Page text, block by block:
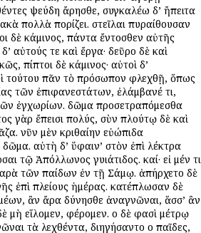
ψεύδη ἄρησθε, συγκαλέω δ’ ἤπειτα
πολλὰ πορίζει. στεῖλαι πυραίθουσαν
δὲ κάμινος, πάντα ἔντοσθεν αὐτῆς
αὐτούς τε καὶ ἔργα· δεῦρο δὲ καὶ
πίπτοι δὲ κάμινος· αὐτοὶ δ’
τούτου πᾶν τὸ πρόσωπον φλεχθῇ, ὅπως
τῶν ἐπιφανεστάτων, ἐλάμβανέ τι,
ἐγχωρίων. δῶμα προσετραπόμεσθα
γὰρ ἔπεισι πολύς, σὺν πλούτῳ δὲ καὶ
νῦν μὲν κριθαίην εὐώπιδα
αὐτὴ δ’ ὕφαιν’ ἱστὸν ἐπὶ λέκτρα
τῷ Ἀπόλλωνος γυιάτιδος. καί· εἰ μέν τι
τῶν παίδων ἐν τῇ Σάμῳ. ἀπήρχετο δὲ
ἐπὶ πλείους ἡμέρας. κατέπλωσαν δὲ
ἂν ἄρα δύνησθε ἀναγνῶναι, ἅσσ’ ἂν
μὴ εἵλομεν, φέρομεν. οἱ δὲ φασὶ μέτρῳ
τὰ λεχθέντα, διηγήσαντο οἱ παῖδες,